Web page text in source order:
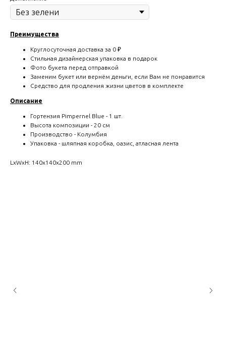
Преимущества
Круглосуточная доставка за 0 ₽
Стильная дизайнерская упаковка в подарок
Фото букета перед отправкой
Заменим букет или вернём деньги, если Вам не понравится
Средство для продления жизни цветов в комплекте
Описание
Гортензия Pimpernel Blue - 1 шт.
Высота композиции - 20 см
Производство - Колумбия
Упаковка - шляпная коробка, оазис, атласная лента
LxWxH: 140x140x200 mm